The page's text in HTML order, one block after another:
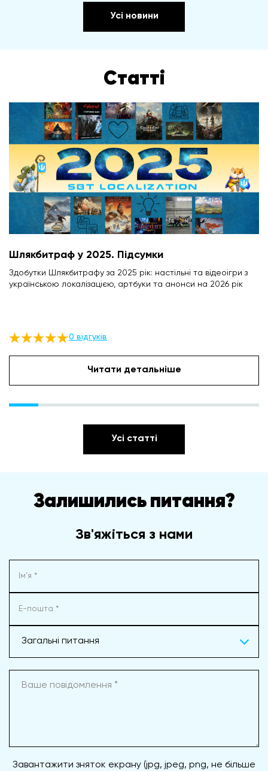
Усі новини
Статті
Шлякбитраф у 2025. Підсумки
Здобутки Шлякбитрафу за 2025 рік: настільні та відеоігри з
українською локалізацією, артбуки та анонси на 2026 рік
0 відгуків
Читати детальніше
Усі статті
Залишились питання?
Зв'яжіться з нами
Загальні питання
Завантажити зняток екрану (jpg, jpeg, png, не більше